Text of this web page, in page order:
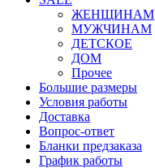
ЖЕНЩИНАМ
МУЖЧИНАМ
ДЕТСКОЕ
ДОМ
Прочее
Большие размеры
Условия работы
Доставка
Вопрос-ответ
Бланки предзаказа
График работы